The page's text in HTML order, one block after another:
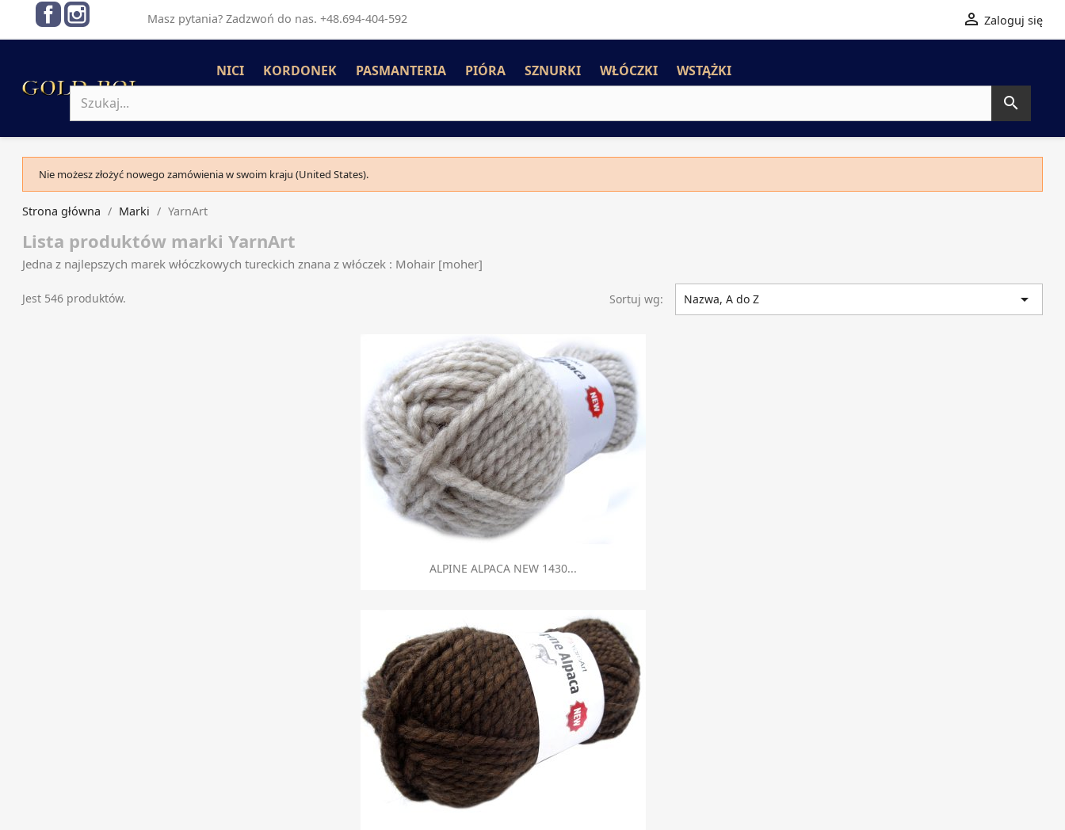
Masz pytania? Zadzwoń do nas. +48.694-404-592
Facebook
 Zaloguj się
NICI KORDONEK PASMANTERIA PIÓRA SZNURKI WŁÓCZKI WSTĄŻKI

Nie możesz złożyć nowego zamówienia w swoim kraju (United States).
Strona główna Marki YarnArt
Lista produktów marki YarnArt
Jedna z najlepszych marek włóczkowych tureckich znana z włóczek : Mohair [moher]
Jest 546 produktów. Sortuj wg: Nazwa, A do Z 
Szybki podgląd
ALPINE ALPACA NEW 1430...